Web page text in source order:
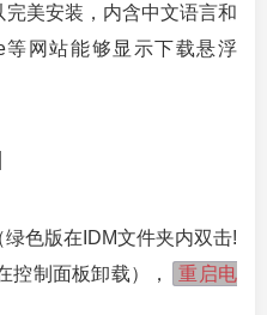
美安装，内含中文语言和
等网站能够显示下载悬浮
色版在IDM文件夹内双击!
控制面板卸载），
重启电